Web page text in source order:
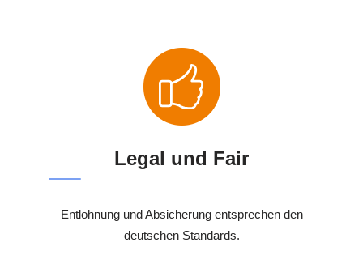
Legal und Fair
Entlohnung und Absicherung entsprechen den
deutschen Standards.